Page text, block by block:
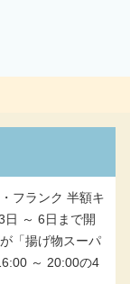
フランク 半額キ
日 ～ 6日まで開
「揚げ物スーパ
～ 20:00の4